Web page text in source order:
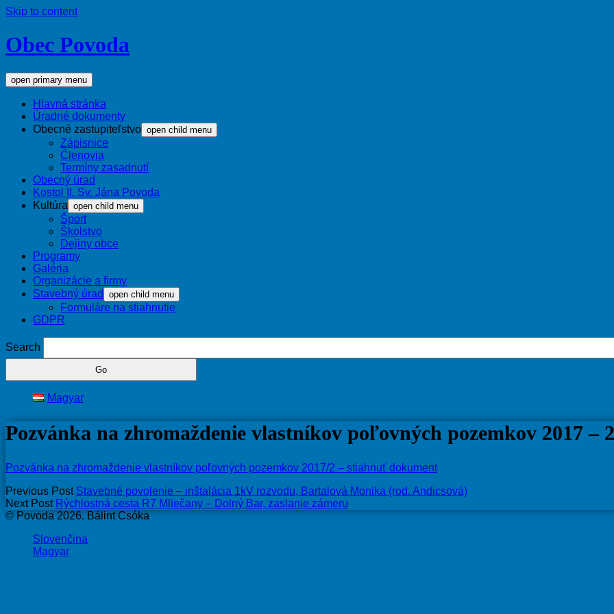
Skip to content
Obec Povoda
open primary menu
Hlavná stránka
Úradné dokumenty
Obecné zastupiteľstvo open child menu
Zápisnice
Členovia
Termíny zasadnutí
Obecný úrad
Kostol II. Sv. Jána Povoda
Kultúra open child menu
Šport
Školstvo
Dejiny obce
Programy
Galéria
Organizácie a firmy
Stavebný úrad
open child menu
Formuláre na stiahnutie
GDPR
Search
Magyar
Pozvánka na zhromaždenie vlastníkov poľovných pozemkov 2017 –
Pozvánka na zhromaždenie vlastníkov poľovných pozemkov 2017/2 – stiahnuť dokument
Previous Post Stavebné povolenie – inštalácia 1kV rozvodu, Bartalová Monika (rod. Andicsová)
Next Post Rýchlostná cesta R7 Mliečany – Dolný Bar, zaslanie zámeru
© Povoda 2026. Bálint Csóka
Slovenčina
Magyar